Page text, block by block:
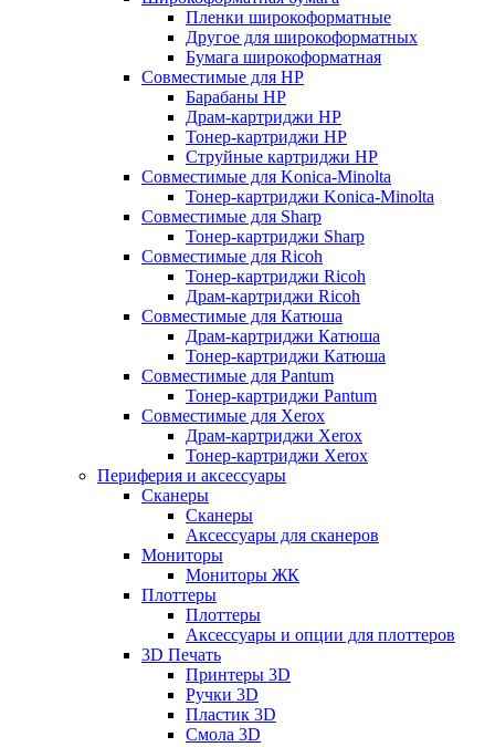
Пленки широкоформатные
Другое для широкоформатных
Бумага широкоформатная
Совместимые для HP
Барабаны HP
Драм-картриджи HP
Тонер-картриджи HP
Струйные картриджи HP
Совместимые для Konica-Minolta
Тонер-картриджи Konica-Minolta
Совместимые для Sharp
Тонер-картриджи Sharp
Совместимые для Ricoh
Тонер-картриджи Ricoh
Драм-картриджи Ricoh
Совместимые для Катюша
Драм-картриджи Катюша
Тонер-картриджи Катюша
Совместимые для Pantum
Тонер-картриджи Pantum
Совместимые для Xerox
Драм-картриджи Xerox
Тонер-картриджи Xerox
Периферия и аксессуары
Сканеры
Сканеры
Аксессуары для сканеров
Мониторы
Мониторы ЖК
Плоттеры
Плоттеры
Аксессуары и опции для плоттеров
3D Печать
Принтеры 3D
Ручки 3D
Пластик 3D
Смола 3D